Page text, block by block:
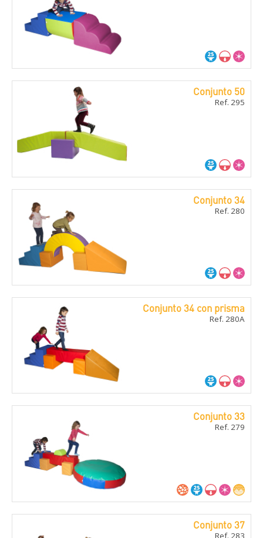
Conjunto 50
Ref. 295
Conjunto 34
Ref. 280
Conjunto 34 con prisma
Ref. 280A
Conjunto 33
Ref. 279
Conjunto 37
Ref. 283